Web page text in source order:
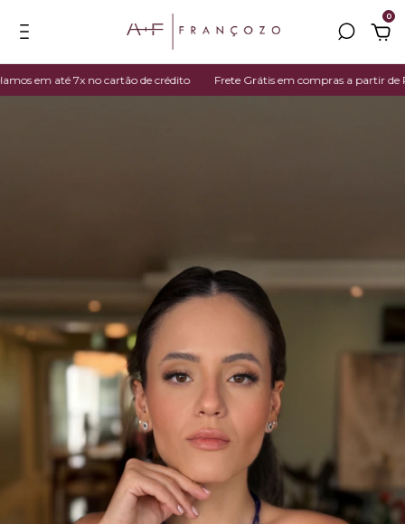
0
em até 7x no cartão de crédito Frete Grátis em compras a partir de R$